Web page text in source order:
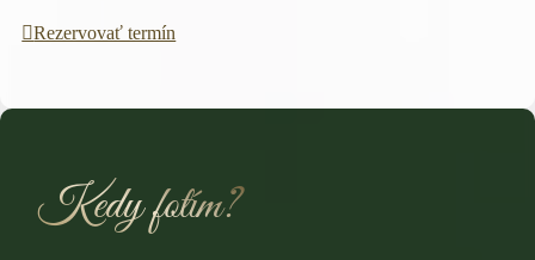
Rezervovať termín
Kedy fotím?